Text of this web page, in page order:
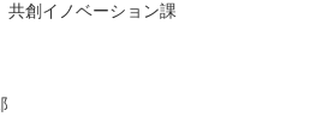
イノベーション課